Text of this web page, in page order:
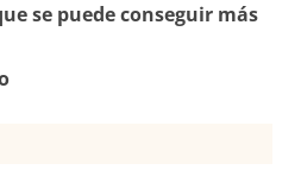
se puede conseguir más